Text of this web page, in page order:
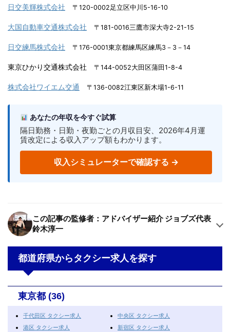
日交美輝株式会社 〒120-0002足立区中川5-16-10
大国自動車交通株式会社 〒181-0016三鷹市深大寺2-21-15
日交練馬株式会社 〒176-0001東京都練馬区練馬3－3－14
東京ひかり交通株式会社 〒144-0052大田区蒲田1-8-4
株式会社ワイエム交通 〒136-0082江東区新木場1-6-11
あなたの年収を今すぐ試算
隔日勤務・日勤・夜勤ごとの月収目安、2026年4月運
賃改定による収入アップ額もわかります。
収入シミュレーターで確認する →
この記事の監修者：アドバイザー紹介 ジョブズ代表
鈴木淳一
都道府県からタクシー求人を探す
東京都 (36)
千代田区 タクシー求人
中央区 タクシー求人
港区 タクシー求人
新宿区 タクシー求人